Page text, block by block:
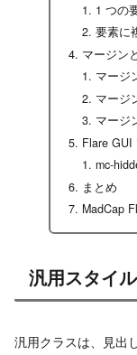
1 つの
要素に
マージン
マージ
マージ
マージ
Flare GUI
mc-
まとめ
MadCap
汎用スタイ
汎用クラスは、見出